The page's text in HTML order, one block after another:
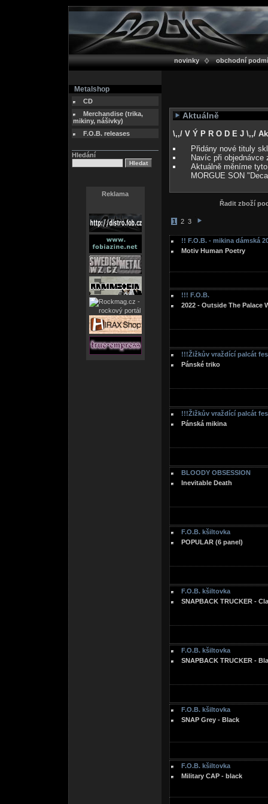
novinky obchodní
Metalshop
CD
Merchandise (trika,
mikiny, nášivky)
F.O.B. releases
Hledání
Reklama
Aktuálně
\,,/ V Ý P R O D E J \,,/
Přidány nové tituly
Navíc při
Aktuálně měníme
MORGUE SON
Řadit zboží
1 2 3
!! F.O.B. - mikina dámská
Motiv Human Poetry
!!! F.O.B.
2022 - Outside The Palace
!!!Žižkův vraždící palcát
Pánské triko
!!!Žižkův vraždící palcát
Pánská mikina
BLOODY OBSESSION
Inevitable Death
F.O.B. kšiltovka
POPULAR (6 panel)
F.O.B. kšiltovka
SNAPBACK TRUCKER -
F.O.B. kšiltovka
SNAPBACK TRUCKER -
F.O.B. kšiltovka
SNAP Grey - Black
F.O.B. kšiltovka
Military CAP - black